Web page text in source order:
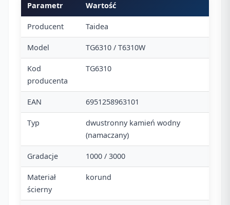
Parametr Wartość
Producent Taidea
Model TG6310 / T6310W
Kod
producenta
TG6310
EAN 6951258963101
Typ
dwustronny kamień wodny
(namaczany)
Gradacje 1000 / 3000
Materiał
ścierny
korund